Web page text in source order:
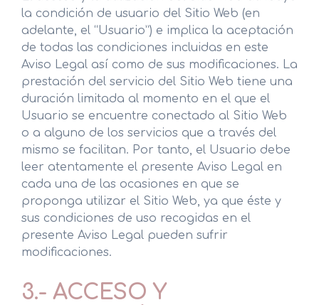
la condición de usuario del Sitio Web (en
adelante, el “Usuario”) e implica la aceptación
de todas las condiciones incluidas en este
Aviso Legal así como de sus modificaciones. La
prestación del servicio del Sitio Web tiene una
duración limitada al momento en el que el
Usuario se encuentre conectado al Sitio Web
o a alguno de los servicios que a través del
mismo se facilitan. Por tanto, el Usuario debe
leer atentamente el presente Aviso Legal en
cada una de las ocasiones en que se
proponga utilizar el Sitio Web, ya que éste y
sus condiciones de uso recogidas en el
presente Aviso Legal pueden sufrir
modificaciones.
3.- ACCESO Y